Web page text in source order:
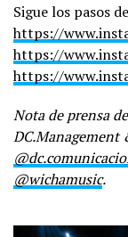
Sigue los pasos
https://
https://
https://
Nota de prensa
DC.Management
@wichamusic.